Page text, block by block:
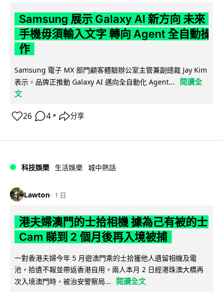
Samsung 展示 Galaxy AI 新方向 未來
手機毋須輸入文字 轉向 Agent 全自動操
作
Samsung 電子 MX 部門顧客體驗辦公室主管兼副總裁 Jay Kim
表示，品牌正推動 Galaxy AI 邁向全自動化 Agent...
閱讀全
文
26 4 ↗ 分享
科技娛樂 生活娛樂 城中熱話
Lawton 1 日
港夫婦澳門的士拾相機 據為己有被的士
Cam 睇到 2 個月後再入境被捕
一對香港夫婦今年 5 月遊澳門乘的士拾獲他人遺留相機及電
池，拾遺不報並帶返香港自用。兩人本月 2 日經港珠澳大橋再
次入境澳門時，被治安警察局...
閱讀全文